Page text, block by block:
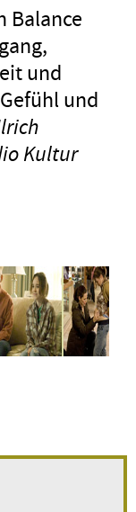
Balance
und
und
Kultur